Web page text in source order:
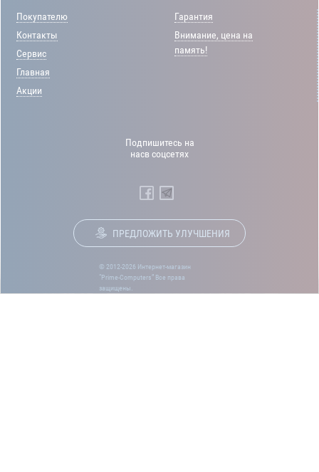
Покупателю
Контакты
Сервис
Главная
Акции
Гарантия
Внимание, цена на
память!
Подпишитесь на
насв соцсетях
ПРЕДЛОЖИТЬ УЛУЧШЕНИЯ
© 2012-2026 Интернет-магазин
“Prime-Computers” Все права
защищены.